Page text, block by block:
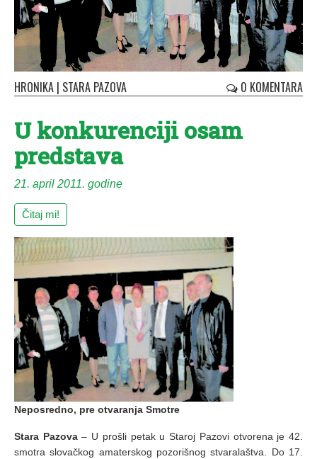
HRONIKA | STARA PAZOVA 0 KOMENTARA
U konkurenciji osam
predstava
21. april 2011. godine
Čitaj mi!
Neposredno, pre otvaranja Smotre
Stara Pazova– U pro­šli pe­tak u Sta­roj Pa­zo­vi otvo­re­na je 42.
smo­tra slo­vač­kog ama­ter­skog po­zo­ri­šnog stva­ra­la­štva. Do 17.